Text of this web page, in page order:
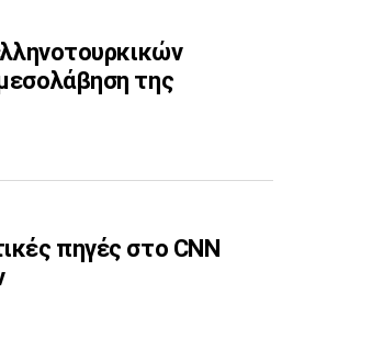
της
πηγές στο CNN